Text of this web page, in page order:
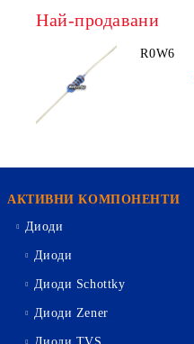
Най-продавани
R0W6
АКТИВНИ КОМПОНЕНТИ
Диоди
Диоди
Диоди Schottky
Диоди Zener